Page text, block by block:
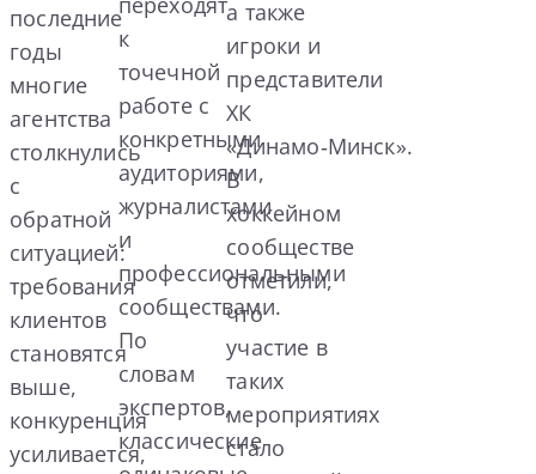
последние
годы
многие
агентства
столкнулись
с
обратной
ситуацией:
требования
клиентов
становятся
выше,
конкуренция
усиливается,
к
точечной
работе с
конкретными
аудиториями,
журналистами
и
профессиональными
сообществами.
По
словам
экспертов,
классические
а также
игроки и
представители
ХК
«Динамо‑Минск».
В
хоккейном
сообществе
отметили,
что
участие в
таких
мероприятиях
стало